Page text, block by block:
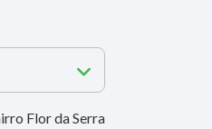
Flor da Serra